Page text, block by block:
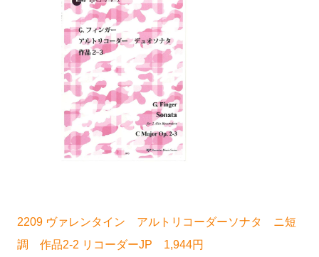
2209 ヴァレンタイン アルトリコーダーソナタ ニ短
調 作品2-2 リコーダーJP 1,944円